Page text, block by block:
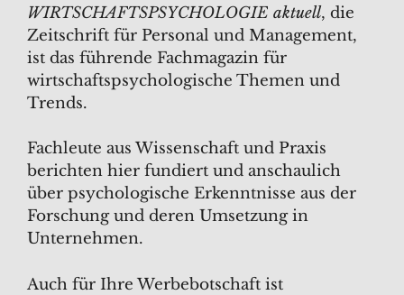
WIRTSCHAFTSPSYCHOLOGIE aktuell, die
Zeitschrift für Personal und Management,
ist das führende Fachmagazin für
wirtschaftspsychologische Themen und
Trends.
Fachleute aus Wissenschaft und Praxis
berichten hier fundiert und anschaulich
über psychologische Erkenntnisse aus der
Forschung und deren Umsetzung in
Unternehmen.
Auch für Ihre Werbebotschaft ist